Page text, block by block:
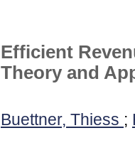
Efficient
Theory and
Buettner, Thiess ;